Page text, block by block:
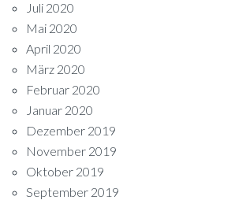
Juli 2020
Mai 2020
April 2020
März 2020
Februar 2020
Januar 2020
Dezember 2019
November 2019
Oktober 2019
September 2019